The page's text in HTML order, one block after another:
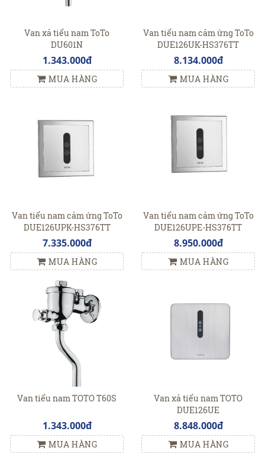
Van xả tiểu nam ToTo
DU601N
1.343.000đ
MUA HÀNG
Van tiểu nam cảm ứng ToTo
DUE126UK-HS376TT
8.134.000đ
MUA HÀNG
Van tiểu nam cảm ứng ToTo
DUE126UPK-HS376TT
7.335.000đ
MUA HÀNG
Van tiểu nam cảm ứng ToTo
DUE126UPE-HS376TT
8.950.000đ
MUA HÀNG
Van tiểu nam TOTO T60S
1.343.000đ
MUA HÀNG
Van xả tiểu nam TOTO
DUE126UE
8.848.000đ
MUA HÀNG